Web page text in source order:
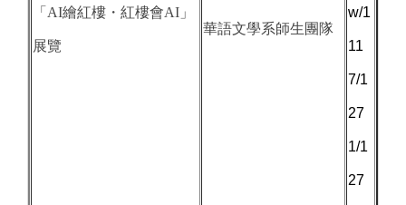
「AI繪紅樓・紅樓會AI」
展覽
華語文學系師生團隊
w/1
11
7/1
27
1/1
27